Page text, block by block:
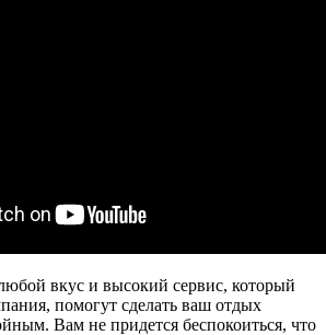
вкус и высокий сервис, который
помогут сделать ваш отдых
Вам не придется беспокоиться, что